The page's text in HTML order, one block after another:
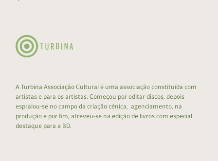
A Turbina Associação Cultural é uma associação constituída com
artistas e para os artistas. Começou por editar discos, depois
espraiou-se no campo da criação cénica, agenciamento, na
produção e por fim, atreveu-se na edição de livros com especial
destaque para a BD.